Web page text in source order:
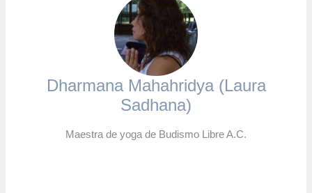
Dharmana Mahahridya (Laura
Sadhana)
Maestra de yoga de Budismo Libre A.C.